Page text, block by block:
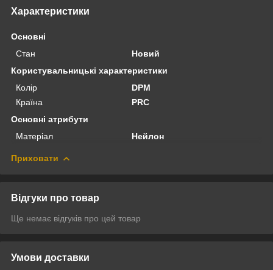
Характеристики
Основні
Стан
Новий
Користувальницькі характеристики
Колір
DPM
Країна
PRC
Основні атрибути
Матеріал
Нейлон
Приховати
Відгуки про товар
Ще немає відгуків про цей товар
Умови доставки